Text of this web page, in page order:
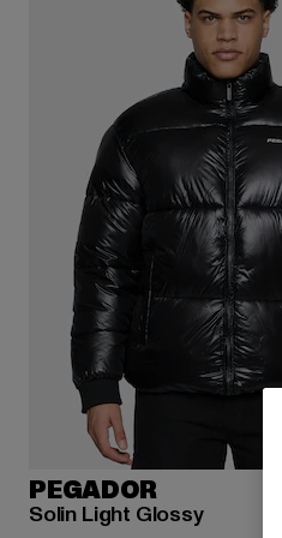
PEGADOR
Solin Light Glossy